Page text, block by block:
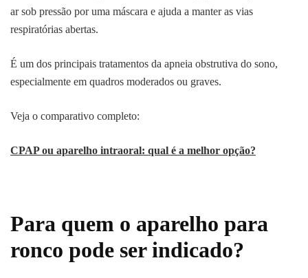
ar sob pressão por uma máscara e ajuda a manter as vias
respiratórias abertas.
É um dos principais tratamentos da apneia obstrutiva do sono,
especialmente em quadros moderados ou graves.
Veja o comparativo completo:
CPAP ou aparelho intraoral: qual é a melhor opção?
Para quem o aparelho para
ronco pode ser indicado?